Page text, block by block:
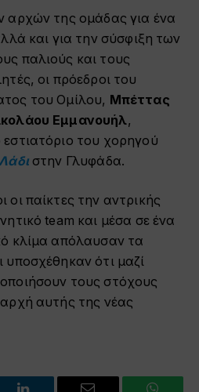
αρχών της ομάδας για ένα
και για την σύσφιξη των
παλιούς και τους
οι πρόεδροι του
του Ομίλου, Μπέττας
Εμμανουήλ,
του χορηγού
στην Γλυφάδα.
παίκτες την αντρικής
team και μέσα σε ένα
κλίμα απόλαυσαν τα
υποσχέθηκαν ότι μαζί
τους στόχους
αυτής της νέας